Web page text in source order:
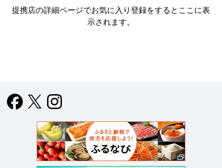
提携店の詳細ページでお気に入り登録をすると ここに表
示されます。